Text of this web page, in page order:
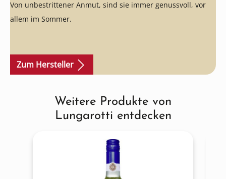
Von unbestrittener Anmut, sind sie immer genussvoll, vor
allem im Sommer.
Zum Hersteller
Produktgalerie überspringen
Weitere Produkte von
Lungarotti entdecken